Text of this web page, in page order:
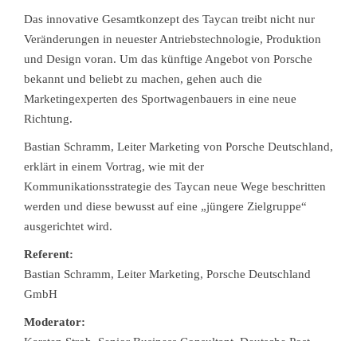
Das innovative Gesamtkonzept des Taycan treibt nicht nur
Veränderungen in neuester Antriebstechnologie, Produktion
und Design voran. Um das künftige Angebot von Porsche
bekannt und beliebt zu machen, gehen auch die
Marketingexperten des Sportwagenbauers in eine neue
Richtung.
Bastian Schramm, Leiter Marketing von Porsche Deutschland,
erklärt in einem Vortrag, wie mit der
Kommunikationsstrategie des Taycan neue Wege beschritten
werden und diese bewusst auf eine „jüngere Zielgruppe“
ausgerichtet wird.
Referent:
Bastian Schramm, Leiter Marketing, Porsche Deutschland
GmbH
Moderator: